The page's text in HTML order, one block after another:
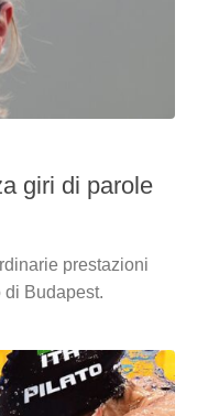
giri di parole
prestazioni
Budapest.